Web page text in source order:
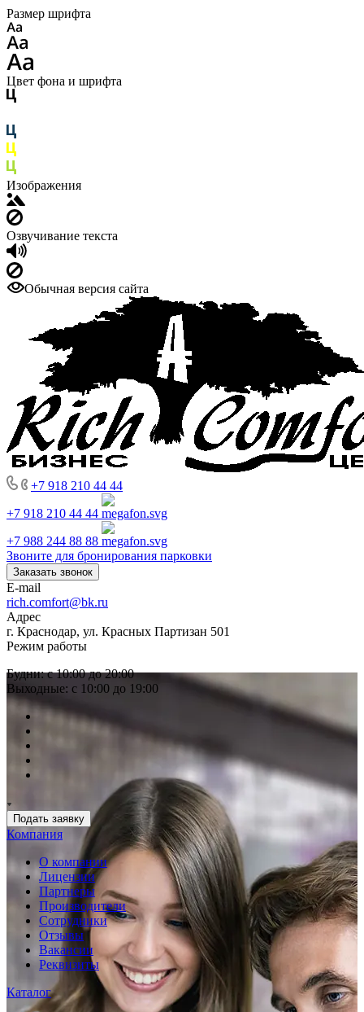
Размер шрифта
Цвет фона и шрифта
Изображения
Озвучивание текста
Обычная версия сайта
+7 918 210 44 44
+7 918 210 44 44
+7 988 244 88 88
Звоните для бронирования парковки
Заказать звонок
E-mail
rich.comfort@bk.ru
Адрес
г. Краснодар, ул. Красных Партизан 501
Режим работы
Будни: с 10:00 до 20:00
Выходные: с 10:00 до 19:00
Подать заявку
Компания
О компании
Лицензии
Партнеры
Производители
Сотрудники
Отзывы
Вакансии
Реквизиты
Каталог